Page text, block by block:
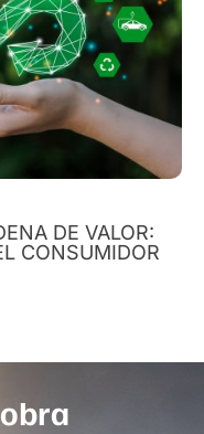
DE VALOR:
CONSUMIDOR